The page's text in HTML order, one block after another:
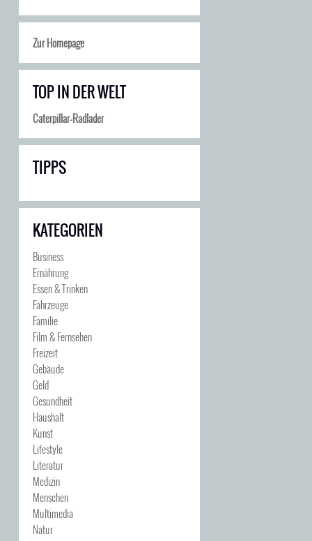
Zur Homepage
TOP IN DER WELT
Caterpillar-Radlader
TIPPS
KATEGORIEN
Business
Ernährung
Essen & Trinken
Fahrzeuge
Familie
Film & Fernsehen
Freizeit
Gebäude
Geld
Gesundheit
Haushalt
Kunst
Lifestyle
Literatur
Medizin
Menschen
Multimedia
Natur